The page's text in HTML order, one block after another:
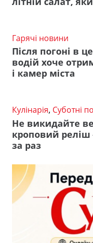
Гарячі новини
Після погоні в
водій хоче
і камер міста
Кулінарія, Суботні
Не викидайте
кроповий реліш
за раз